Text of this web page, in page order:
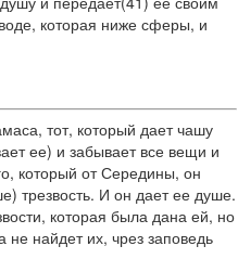
которая ниже сферы, и
тот, который дает чашу
ее) и забывает все вещи и
который от Середины, он
трезвость. И он дает ее душе.
которая была дана ей, но
не найдет их, чрез заповедь